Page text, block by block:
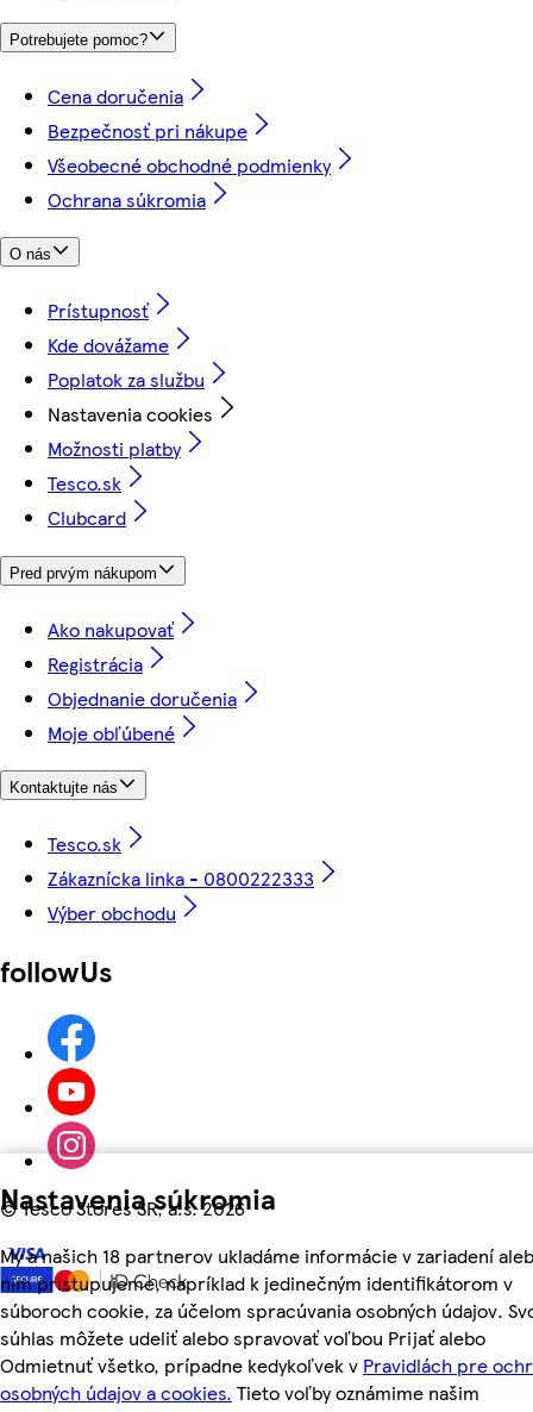
Nastavenia súkromia
My a našich 18 partnerov ukladáme informácie v zariadení
nim pristupujeme, napríklad k jedinečným identifikátorom v
súboroch cookie, za účelom spracúvania osobných údajov.
súhlas môžete udeliť alebo spravovať voľbou Prijať alebo
Odmietnuť všetko, prípadne kedykoľvek v Pravidlách pre
osobných údajov a cookies. Tieto voľby oznámime našim
Potrebujete pomoc?
Cena doručenia
Bezpečnosť pri nákupe
Všeobecné obchodné podmienky
Ochrana súkromia
O nás
Prístupnosť
Kde dovážame
Poplatok za službu
Nastavenia cookies
Možnosti platby
Tesco.sk
Clubcard
Pred prvým nákupom
Ako nakupovať
Registrácia
Objednanie doručenia
Moje obľúbené
Kontaktujte nás
Tesco.sk
Zákaznícka linka - 0800222333
Výber obchodu
followUs
©Tesco Stores SR, a.s. 2026